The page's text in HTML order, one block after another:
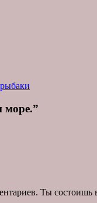
рыбаки
море.”
Ты состоишь